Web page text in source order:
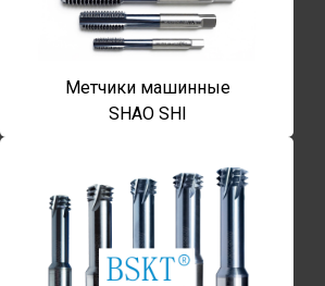
Метчики машинные
SHAO SHI